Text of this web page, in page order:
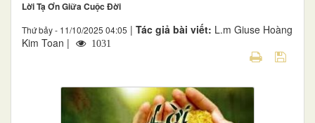
Lời Tạ Ơn Giữa Cuộc Đời
Thứ bảy - 11/10/2025 04:05 | Tác giả bài viết: L.m Giuse Hoàng
Kim Toan |
1031